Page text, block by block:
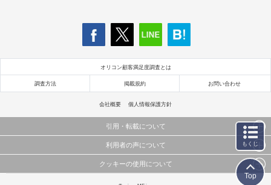
オリコン顧客満足度調査とは
調査方法 掲載規約 お問い合わせ
会社概要 個人情報保護方針
引用・転載について
当サイトで公開されている情報（文字、写真、イラスト、画像データ等）及びこれらの配置・
これらの情報を権利者の許可なく無断転載・複製などの二次利用を行うことは固く禁じており
利用者の声について
当サイトに掲載している内容はすべてサービスの利用者が提出された見解・感想です。
クッキーの使用について
もくじ
Top